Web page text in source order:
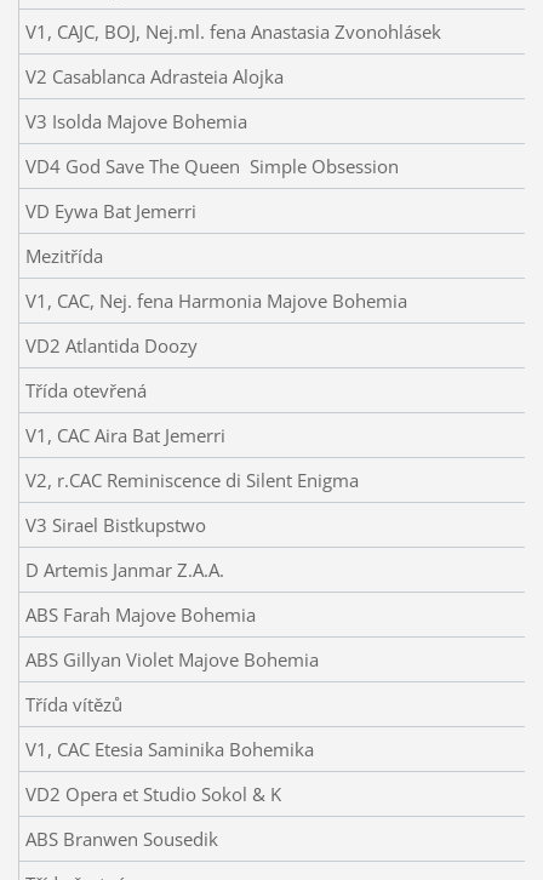
V1, CAJC, BOJ, Nej.ml. fena Anastasia Zvonohlásek
V2 Casablanca Adrasteia Alojka
V3 Isolda Majove Bohemia
VD4 God Save The Queen Simple Obsession
VD Eywa Bat Jemerri
Mezitřída
V1, CAC, Nej. fena Harmonia Majove Bohemia
VD2 Atlantida Doozy
Třída otevřená
V1, CAC Aira Bat Jemerri
V2, r.CAC Reminiscence di Silent Enigma
V3 Sirael Bistkupstwo
D Artemis Janmar Z.A.A.
ABS Farah Majove Bohemia
ABS Gillyan Violet Majove Bohemia
Třída vítězů
V1, CAC Etesia Saminika Bohemika
VD2 Opera et Studio Sokol & K
ABS Branwen Sousedik